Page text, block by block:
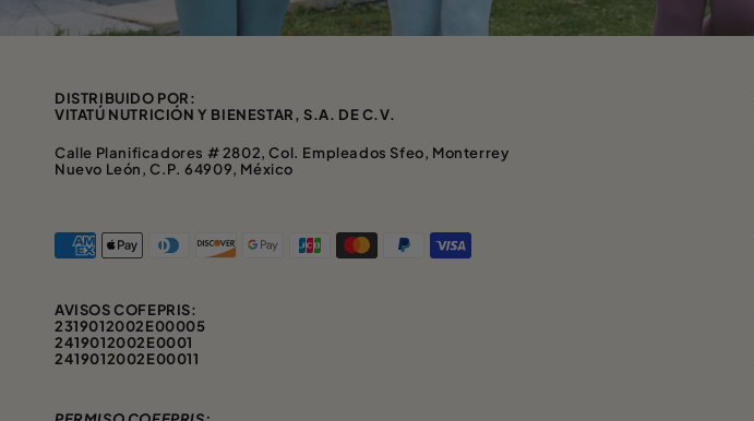
DISTRIBUIDO POR:
VITATÚ NUTRICIÓN Y BIENESTAR, S.A. DE C.V.
Calle Planificadores # 2802, Col. Empleados Sfeo, Monterrey
Nuevo León, C.P. 64909, México
Métodos de Pago
AVISOS COFEPRIS:
2319012002E00005
2419012002E0001
2419012002E00011